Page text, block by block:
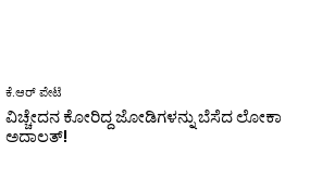
ಕೆ.ಆರ್ ಪೇಟೆ
ವಿಚ್ಚೇದನ ಕೋರಿದ್ದ ಜೋಡಿಗಳನ್ನು ಬೆಸೆದ ಲೋಕಾ
ಅದಾಲತ್!